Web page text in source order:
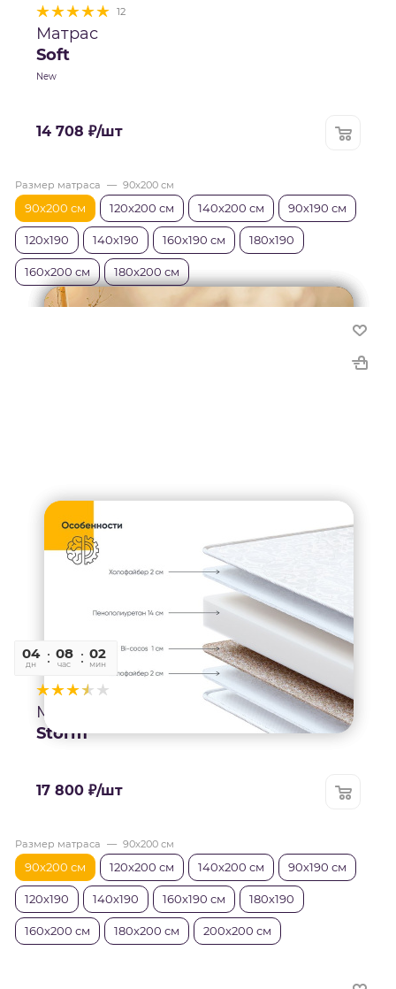
12
Матрас
Soft
New
14 708 ₽/шт
Размер матраса — 90x200 см
90x200 см 120x200 см 140x200 см 90х190 см
120х190 140х190 160х190 см 180х190
160x200 см 180x200 см
04
дн
08
час
02
мин
13
Матрас
Storm
17 800 ₽/шт
Размер матраса — 90x200 см
90x200 см 120x200 см 140x200 см 90х190 см
120х190 140х190 160х190 см 180х190
160x200 см 180x200 см 200x200 см